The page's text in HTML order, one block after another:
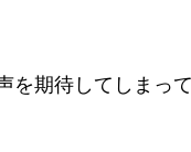
期待してしまって